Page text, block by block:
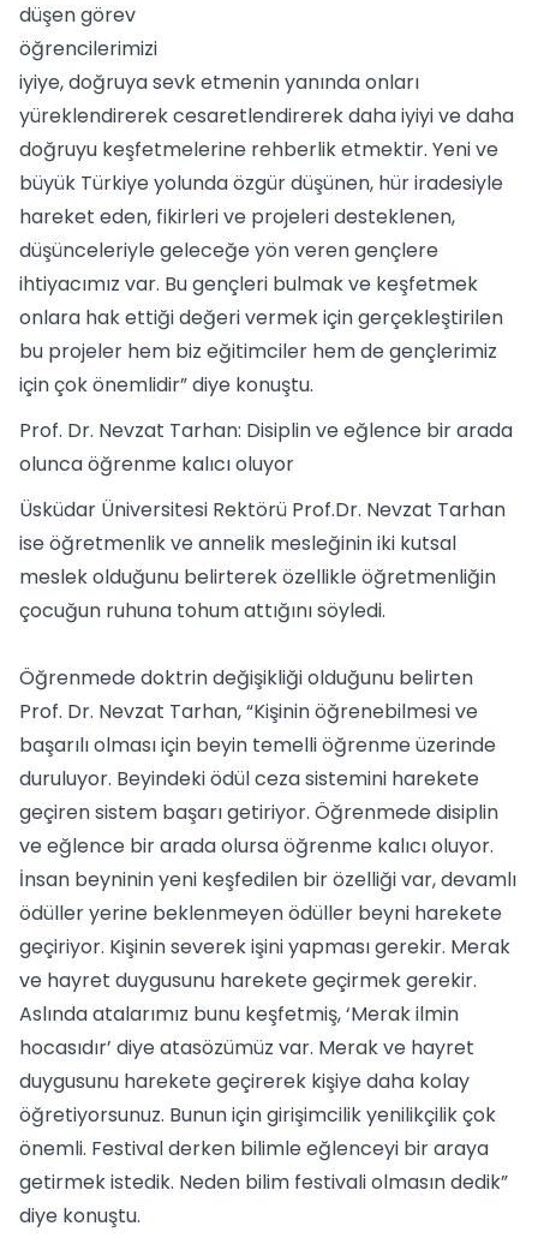
düşen görev
öğrencilerimizi
iyiye, doğruya sevk etmenin yanında onları
yüreklendirerek cesaretlendirerek daha iyiyi ve daha
doğruyu keşfetmelerine rehberlik etmektir. Yeni ve
büyük Türkiye yolunda özgür düşünen, hür iradesiyle
hareket eden, fikirleri ve projeleri desteklenen,
düşünceleriyle geleceğe yön veren gençlere
ihtiyacımız var. Bu gençleri bulmak ve keşfetmek
onlara hak ettiği değeri vermek için gerçekleştirilen
bu projeler hem biz eğitimciler hem de gençlerimiz
için çok önemlidir” diye konuştu.
Prof. Dr. Nevzat Tarhan: Disiplin ve eğlence bir arada
olunca öğrenme kalıcı oluyor
Üsküdar Üniversitesi Rektörü Prof.Dr. Nevzat Tarhan
ise öğretmenlik ve annelik mesleğinin iki kutsal
meslek olduğunu belirterek özellikle öğretmenliğin
çocuğun ruhuna tohum attığını söyledi.
Öğrenmede doktrin değişikliği olduğunu belirten
Prof. Dr. Nevzat Tarhan, “Kişinin öğrenebilmesi ve
başarılı olması için beyin temelli öğrenme üzerinde
duruluyor. Beyindeki ödül ceza sistemini harekete
geçiren sistem başarı getiriyor. Öğrenmede disiplin
ve eğlence bir arada olursa öğrenme kalıcı oluyor.
İnsan beyninin yeni keşfedilen bir özelliği var, devamlı
ödüller yerine beklenmeyen ödüller beyni harekete
geçiriyor. Kişinin severek işini yapması gerekir. Merak
ve hayret duygusunu harekete geçirmek gerekir.
Aslında atalarımız bunu keşfetmiş, ‘Merak ilmin
hocasıdır’ diye atasözümüz var. Merak ve hayret
duygusunu harekete geçirerek kişiye daha kolay
öğretiyorsunuz. Bunun için girişimcilik yenilikçilik çok
önemli. Festival derken bilimle eğlenceyi bir araya
getirmek istedik. Neden bilim festivali olmasın dedik”
diye konuştu.